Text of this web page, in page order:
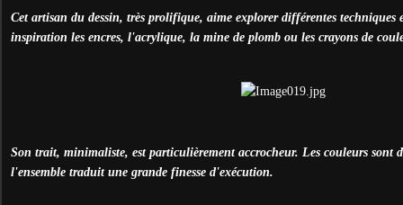
Cet artisan du dessin, très prolifique, aime explorer différentes techniques
inspiration les encres, l'acrylique, la mine de plomb ou les crayons de
Son trait, minimaliste, est particulièrement accrocheur. Les couleurs sont
l'ensemble traduit une grande finesse d'exécution.